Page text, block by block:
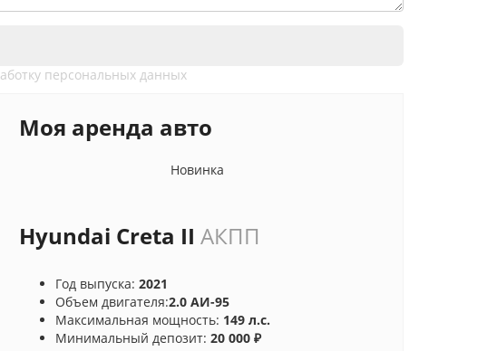
персональных данных
Моя аренда авто
Новинка
Hyundai Creta II АКПП
Год выпуска: 2021
Объем двигателя:2.0 АИ-95
Максимальная мощность: 149 л.с.
Минимальный депозит: 20 000 ₽